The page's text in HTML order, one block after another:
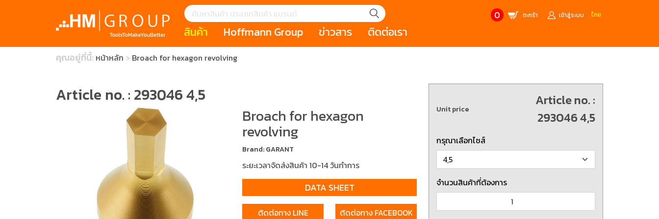
0 ตะกร้า เข้าสู่ระบบ ไทย
สินค้า
แนะนำ
กระดาษอุตสาหกรรม
มีดคัตเตอร์นิรภัย (safety cutter)
สินค้าประเภทประแจ
สินค้าราคาพิเศษจากแบรนด์ PB
เครื่องมือขัดและตกแต่งผิววัสดุ
เครื่องมือที่ไม่ก่อให้เกิดประกายไฟ
(Non-sparking tools)
(ESD)
เครื่องมือสำหรับการทำงานในที่สูง
(Tools Height)
เครื่องมือสำหรับช่างยนต์ (
Mechanic Tools)
เครื่องมือสำหรับช่างไฟฟ้า
(Electrician Tool)
ATORN
ประเภท
1 Mono machining / เครื่องมือใช้
2 Modular machining / ชุด
3 Clamping technology /
Hoffmann Group
HOFFMANN GROUP STORY
ข่าวสาร
บทความ
ติดต่อเรา
คุณอยู่ที่นี้: หน้าหลัก Broach for hexagon revolving
Article no. : 293046 4,5
Broach for hexagon
revolving
Brand: GARANT
ระยะเวลาจัดส่งสินค้า 10-14 วันทำการ
DATA SHEET
ติดต่อทาง LINE ติดต่อทาง FACEBOOK
Unit price
Article no. :
293046 4,5
กรุณาเลือกไซส์
จำนวนสินค้าที่ต้องการ